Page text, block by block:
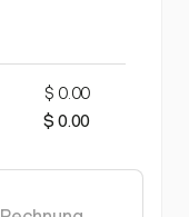
$ 0.00
$ 0.00